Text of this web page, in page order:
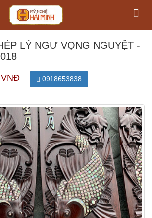
LÝ NGƯ VỌNG NGUYỆT -
VNĐ 0918653838